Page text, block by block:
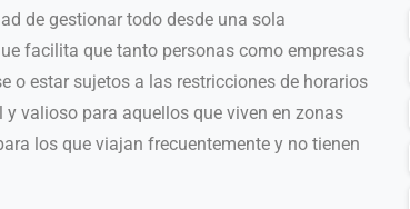
de gestionar todo desde una sola
facilita que tanto personas como empresas
o estar sujetos a las restricciones de horarios
y valioso para aquellos que viven en zonas
los que viajan frecuentemente y no tienen